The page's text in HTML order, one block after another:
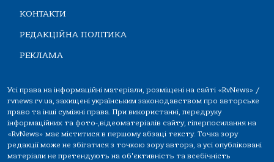
КОНТАКТИ
РЕДАКЦІЙНА ПОЛІТИКА
РЕКЛАМА
Усі права на інформаційні матеріали, розміщені на сайті «RvNews» /
rvnews.rv.ua, захищені українським законодавством про авторське
право та інші суміжні права. При використанні, передруку
інформаційних та фото-,відеоматеріалів сайту, гіперпосилання на
«RvNews» має міститися в першому абзаці тексту. Точка зору
редакції може не збігатися з точкою зору автора, а усі опубліковані
матеріали не претендують на об'єктивність та всебічність